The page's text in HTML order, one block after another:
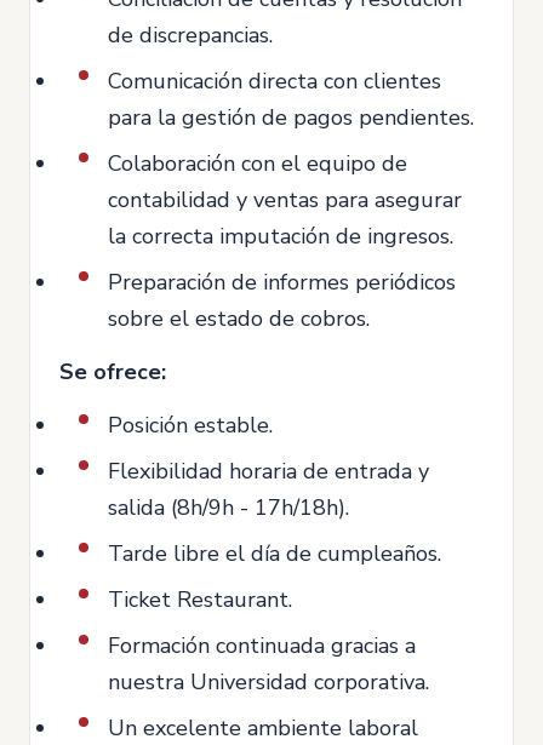
de discrepancias.
Comunicación directa con clientes
para la gestión de pagos pendientes.
Colaboración con el equipo de
contabilidad y ventas para asegurar
la correcta imputación de ingresos.
Preparación de informes periódicos
sobre el estado de cobros.
Se ofrece:
Posición estable.
Flexibilidad horaria de entrada y
salida (8h/9h - 17h/18h).
Tarde libre el día de cumpleaños.
Ticket Restaurant.
Formación continuada gracias a
nuestra Universidad corporativa.
Un excelente ambiente laboral